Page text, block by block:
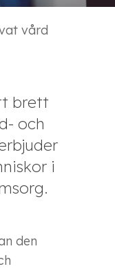
vård
brett
och
i
den